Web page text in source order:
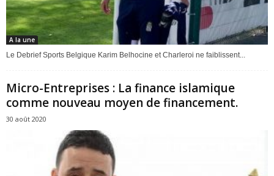
A la une
Le Debrief Sports Belgique Karim Belhocine et Charleroi ne faiblissent...
Micro-Entreprises : La finance islamique
comme nouveau moyen de financement.
30 août 2020